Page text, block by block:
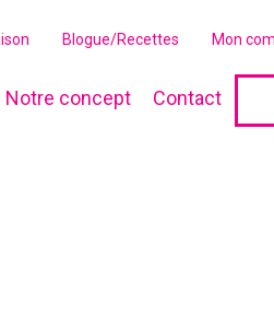
Blogue/Recettes Mon
Notre concept Contact